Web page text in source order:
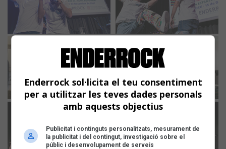
Enderrock sol·licita el teu consentiment
per a utilitzar les teves dades personals
amb aquests objectius
Publicitat i continguts personalitzats, mesurament de
la publicitat i del contingut, investigació sobre el
públic i desenvolupament de serveis